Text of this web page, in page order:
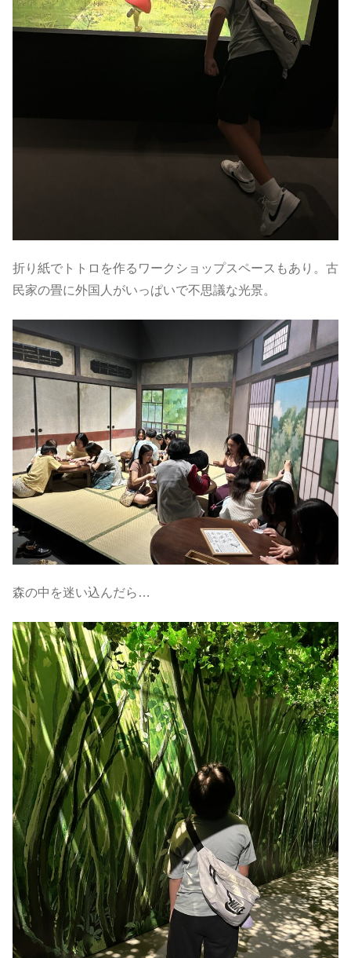
折り紙でトトロを作るワークショップスペースもあり。古
民家の畳に外国人がいっぱいで不思議な光景。
森の中を迷い込んだら…